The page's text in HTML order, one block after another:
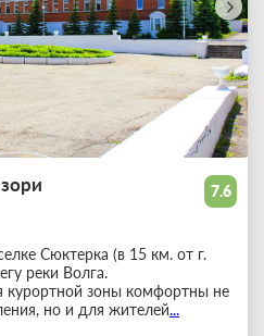
7.6
Сюктерка (в 15 км. от г.
реки Волга.
курортной зоны комфортны не
но и для жителей...